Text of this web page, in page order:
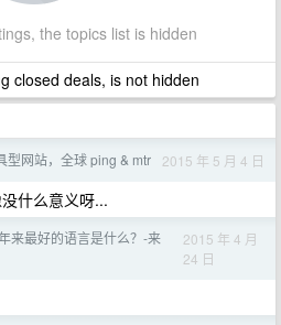
the topics list is hidden
closed deals, is not hidden
型网站，全球 ping & mtr 2015 年 5 月 4 日
什么意义呀...
来最好的语言是什么？-来
2015 年 4 月
24 日